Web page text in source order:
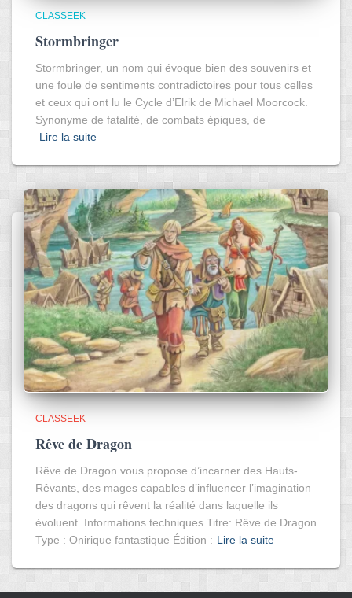
CLASSEEK
Stormbringer
Stormbringer, un nom qui évoque bien des souvenirs et
une foule de sentiments contradictoires pour tous celles
et ceux qui ont lu le Cycle d’Elrik de Michael Moorcock.
Synonyme de fatalité, de combats épiques, de
Lire la suite
CLASSEEK
Rêve de Dragon
Rêve de Dragon vous propose d’incarner des Hauts-
Rêvants, des mages capables d’influencer l’imagination
des dragons qui rêvent la réalité dans laquelle ils
évoluent. Informations techniques Titre: Rêve de Dragon
Type : Onirique fantastique Édition : Lire la suite